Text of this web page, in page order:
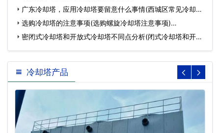
广东冷却塔，应用冷却塔要留意什么事情(西城区常见冷却塔
设备…
选购冷却塔的注意事项(选购螺旋冷却塔注意事项)…
密闭式冷却塔和开放式冷却塔不同点分析(闭式冷却塔和开式
冷…
冷却塔产品